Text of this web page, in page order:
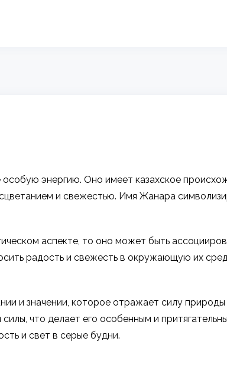
энергию. Оно имеет казахское
и свежестью. Имя Жанара
аспекте, то оно может быть
радость и свежесть в окружающую их
и значении, которое отражает силу
что делает его особенным и
и свет в серые будни.